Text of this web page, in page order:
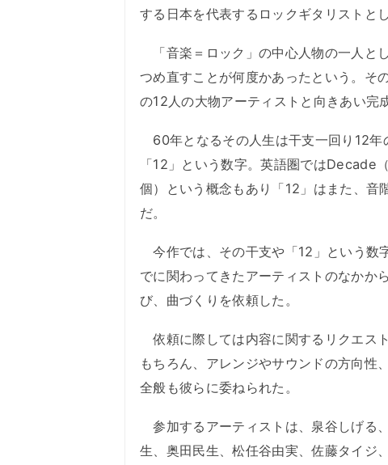
する日本を代表するロックギタリストと
「音楽＝ロック」の中心人物の一人と
つめ直すことが何度かあったという。そ
の12人の大物アーティストと向きあい完
60年となるその人生は干支一回り12年
「12」という数字。英語圏ではDecade
個）という概念もあり「12」はまた、音
だ。
今作では、その干支や「12」という数
でに関わってきたアーティストのなかか
び、曲づくりを依頼した。
依頼に際しては内容に関するリクエス
もちろん、アレンジやサウンドの方向性
全般も彼らに委ねられた。
参加するアーティストは、泉谷しげる
生、奥田民生、松任谷由実、佐藤タイジ